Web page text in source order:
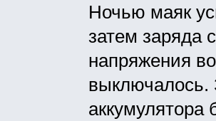
Ночью маяк
затем заряда
напряжения
выключалось.
аккумулятора